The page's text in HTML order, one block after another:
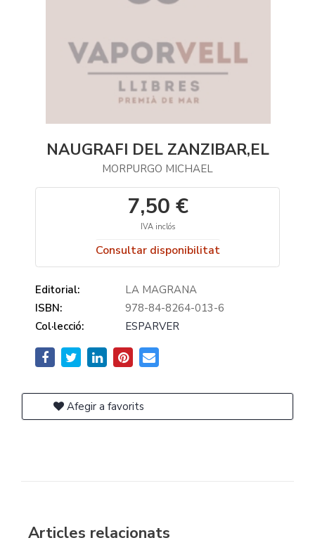
NAUGRAFI DEL ZANZIBAR,EL
MORPURGO MICHAEL
7,50 €
IVA inclós
Consultar disponibilitat
Editorial:
LA MAGRANA
ISBN:
978-84-8264-013-6
Col·lecció:
ESPARVER
Afegir a favorits
Articles relacionats